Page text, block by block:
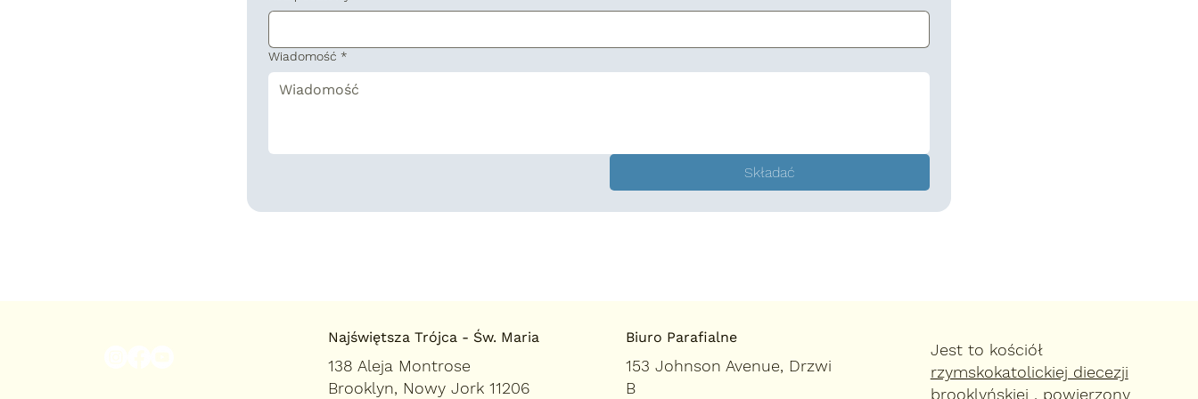
Wiadomość *
Składać
Najświętsza Trójca - Św. Maria
138 Aleja Montrose
Brooklyn, Nowy Jork 11206
Biuro Parafialne
153 Johnson Avenue, Drzwi
B
Jest to kościół
rzymskokatolickiej diecezji
brooklyńskiej , powierzony